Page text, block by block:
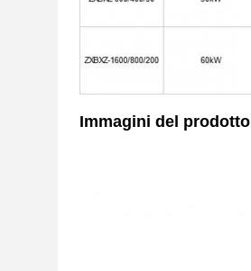
Immagini del prodotto